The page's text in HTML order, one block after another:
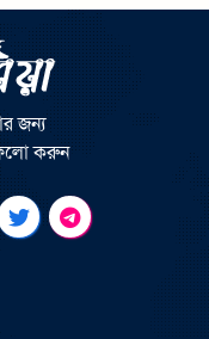
জন্য
ফলো করুন